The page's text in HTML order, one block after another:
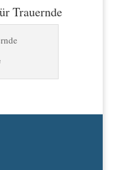
Trauernde